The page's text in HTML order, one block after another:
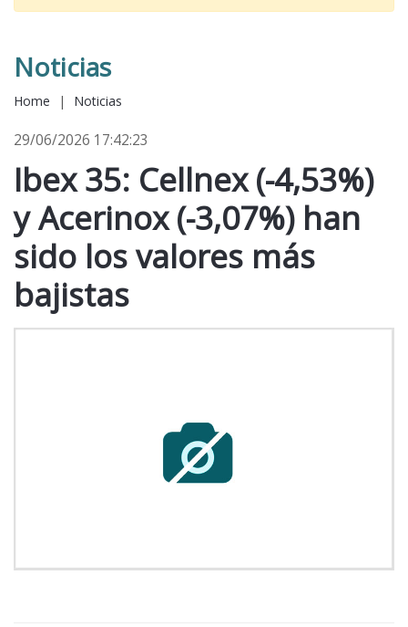
Noticias
Home | Noticias
29/06/2026 17:42:23
Ibex 35: Cellnex (-4,53%)
y Acerinox (-3,07%) han
sido los valores más
bajistas